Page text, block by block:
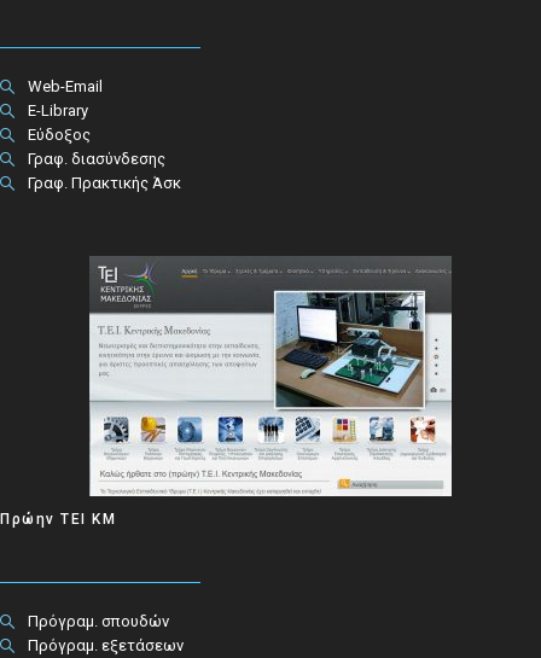
Web-Email
E-Library
Εύδοξος
Γραφ. διασύνδεσης
Γραφ. Πρακτικής Άσκ
Πρώην ΤΕΙ ΚΜ
Πρόγραμ. σπουδών
Πρόγραμ. εξετάσεων